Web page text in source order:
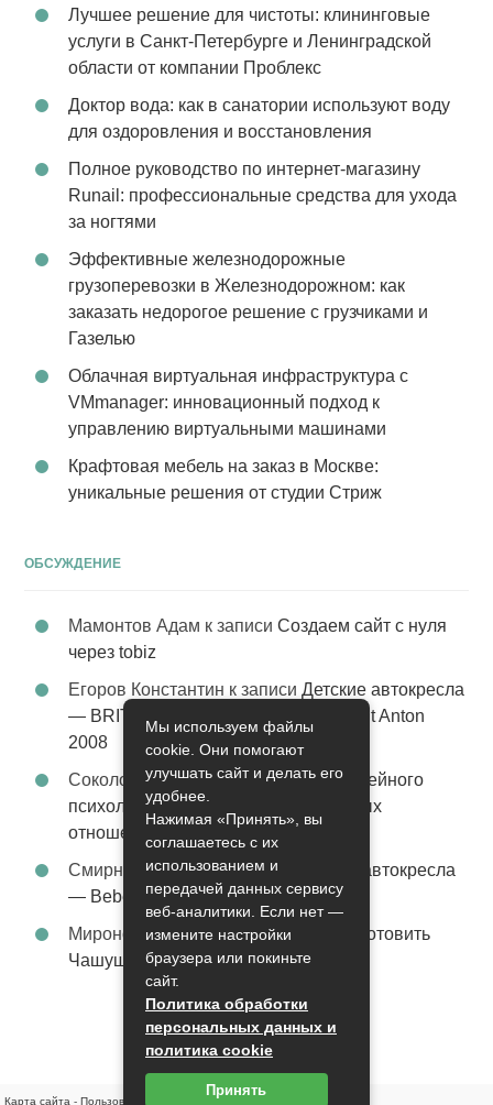
Лучшее решение для чистоты: клининговые
услуги в Санкт-Петербурге и Ленинградской
области от компании Проблекс
Доктор вода: как в санатории используют воду
для оздоровления и восстановления
Полное руководство по интернет-магазину
Runail: профессиональные средства для ухода
за ногтями
Эффективные железнодорожные
грузоперевозки в Железнодорожном: как
заказать недорогое решение с грузчиками и
Газелью
Облачная виртуальная инфраструктура с
VMmanager: инновационный подход к
управлению виртуальными машинами
Крафтовая мебель на заказ в Москве:
уникальные решения от студии Стриж
ОБСУЖДЕНИЕ
Мамонтов Адам к записиСоздаем сайт с нуля
через tobiz
Егоров Константин к записиДетские автокресла
— BRITAX Evolva 1-2-3 (1-2-3) цвет St Anton
2008
Соколова Эльзак записиУслуги семейного
психолога – стабильность в семейных
отношениях
Смирнова Грацияк записи
Детские автокресла
— Bebe Confort Moby цвет Orange
Миронов Никифорк записи
Как приготовить
Чашушули
Карта сайта - Пользовательское соглашение
Мы используем файлы
cookie. Они помогают
улучшать сайт и делать его
удобнее.
Нажимая «Принять», вы
соглашаетесь с их
использованием и
передачей данных сервису
веб-аналитики. Если нет —
измените настройки
браузера или покиньте
сайт.
Политика обработки
персональных данных и
политика cookie
Принять